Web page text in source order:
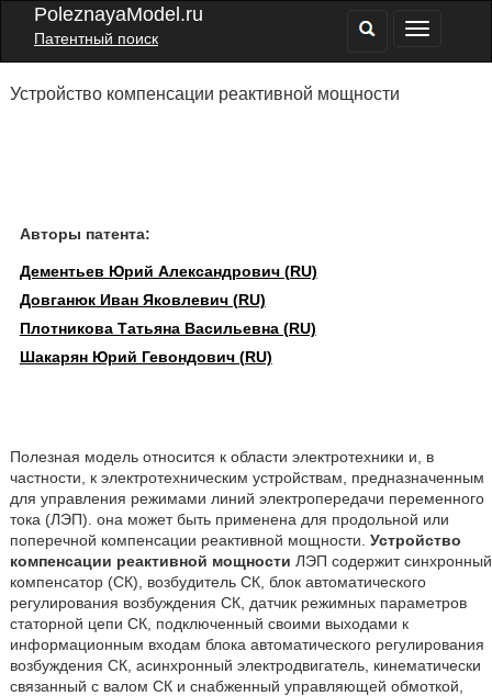
PoleznayaModel.ru
Патентный поиск
Устройство компенсации реактивной мощности
Авторы патента:
Дементьев Юрий Александрович (RU)
Довганюк Иван Яковлевич (RU)
Плотникова Татьяна Васильевна (RU)
Шакарян Юрий Гевондович (RU)
Полезная модель относится к области электротехники и, в
частности, к электротехническим устройствам, предназначенным
для управления режимами линий электропередачи переменного
тока (ЛЭП). она может быть применена для продольной или
поперечной компенсации реактивной мощности. Устройство
компенсации реактивной мощности ЛЭП содержит синхронный
компенсатор (СК), возбудитель СК, блок автоматического
регулирования возбуждения СК, датчик режимных параметров
статорной цепи СК, подключенный своими выходами к
информационным входам блока автоматического регулирования
возбуждения СК, асинхронный электродвигатель, кинематически
связанный с валом СК и снабженный управляющей обмоткой,